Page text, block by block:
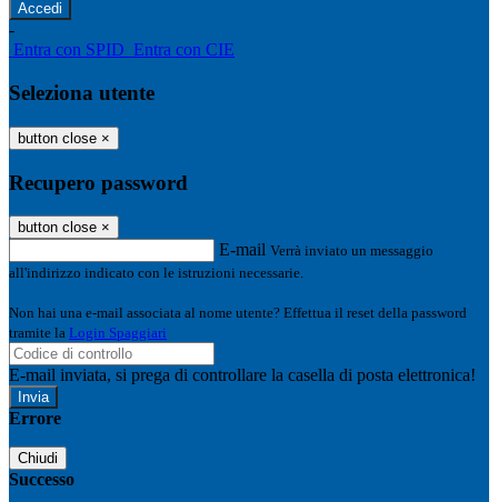
-
Entra con SPID Entra con CIE
Seleziona utente
button close ×
Recupero password
button close ×
E-mail Verrà inviato un messaggio
all'indirizzo indicato con le istruzioni necessarie.
Non hai una e-mail associata al nome utente? Effettua il reset della password
tramite la Login Spaggiari
E-mail inviata, si prega di controllare la casella di posta elettronica!
Errore
Chiudi
Successo